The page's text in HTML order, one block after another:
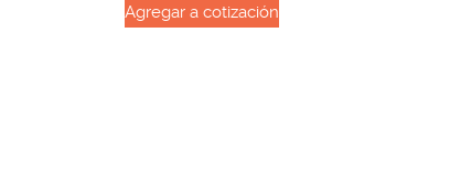
Agregar a cotización